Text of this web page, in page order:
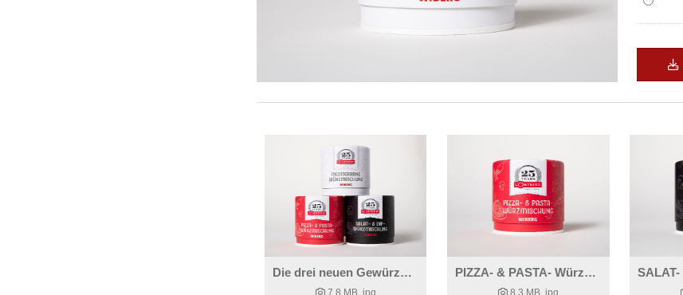
Die drei neuen Gewürzmischungen von L’Osteria und WIBERG
7,8 MB .jpg
PIZZA- & PASTA- Würzmischung
8,3 MB .jpg